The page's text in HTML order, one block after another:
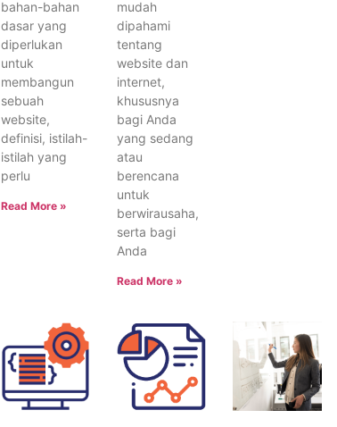
bahan-bahan
dasar yang
diperlukan
untuk
membangun
sebuah
website,
definisi, istilah-
istilah yang
perlu
Read More »
mudah
dipahami
tentang
website dan
internet,
khususnya
bagi Anda
yang sedang
atau
berencana
untuk
berwirausaha,
serta bagi
Anda
Read More »